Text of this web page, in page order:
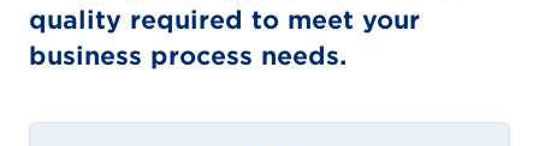
quality required to meet your
business process needs.